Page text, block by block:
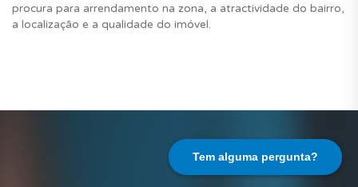
Tem alguma pergunta?
procura para arrendamento na zona, a atractividade do bairro,
a localização e a qualidade do imóvel.